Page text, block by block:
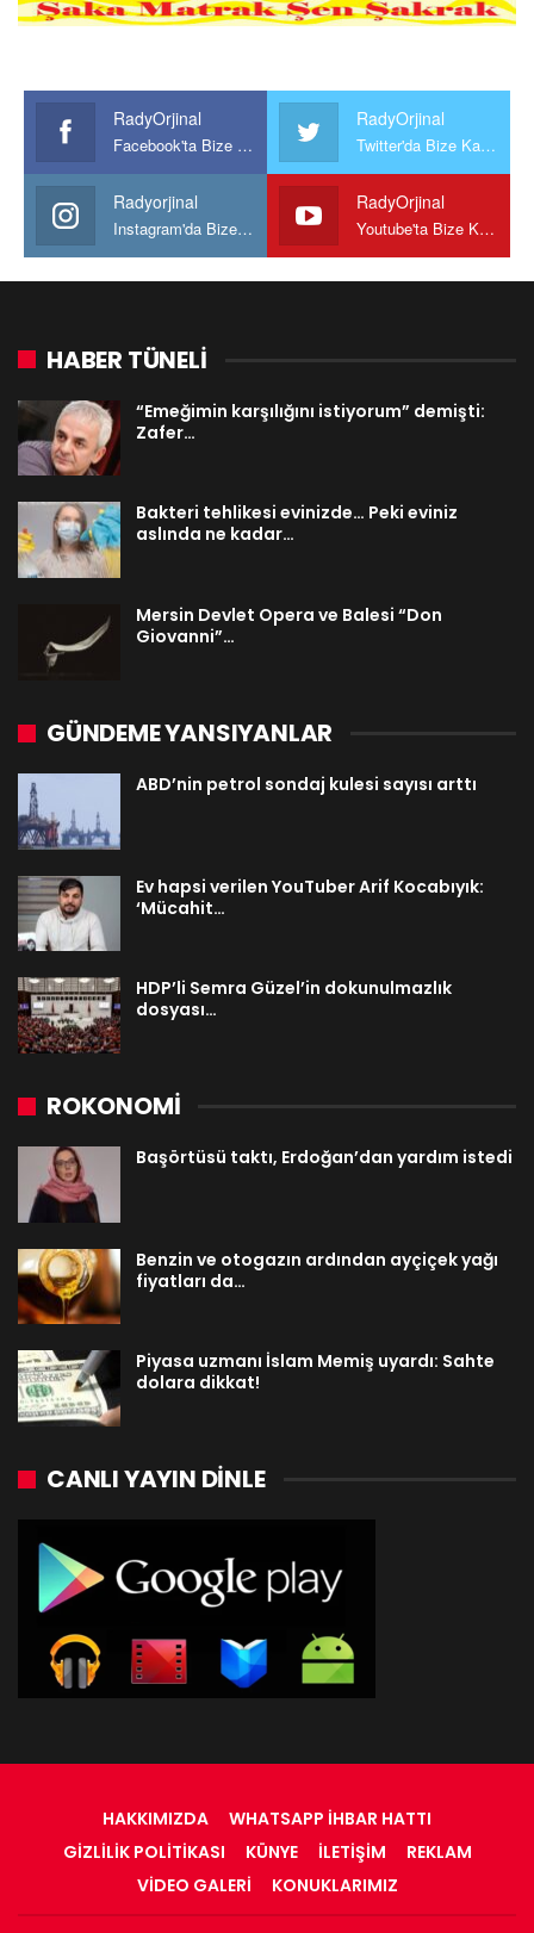
RadyOrjinal
Facebook'ta Bize Katılın
RadyOrjinal
Twitter'da Bize Katılın
Radyorjinal
Instagram'da Bize katılın
RadyOrjinal
Youtube'ta Bize Katılın
HABER TÜNELİ
“Emeğimin karşılığını istiyorum” demişti:
Zafer…
Bakteri tehlikesi evinizde… Peki eviniz
aslında ne kadar…
Mersin Devlet Opera ve Balesi “Don
Giovanni”…
GÜNDEME YANSIYANLAR
ABD’nin petrol sondaj kulesi sayısı arttı
Ev hapsi verilen YouTuber Arif Kocabıyık:
‘Mücahit…
HDP’li Semra Güzel’in dokunulmazlık
dosyası…
ROKONOMİ
Başörtüsü taktı, Erdoğan’dan yardım istedi
Benzin ve otogazın ardından ayçiçek yağı
fiyatları da…
Piyasa uzmanı İslam Memiş uyardı: Sahte
dolara dikkat!
CANLI YAYIN DINLE
HAKKIMIZDA
WHATSAPP İHBAR HATTI
GIZLILIK POLITIKASI
KÜNYE İLETIŞIM
REKLAM
VIDEO GALERI
KONUKLARIMIZ